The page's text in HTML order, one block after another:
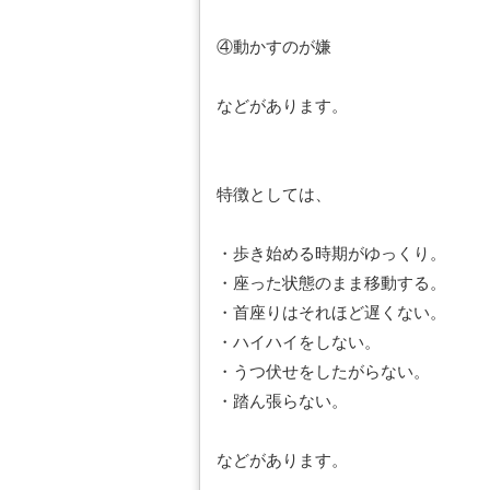
④動かすのが嫌
などがあります。
特徴としては、
・歩き始める時期がゆっくり。
・座った状態のまま移動する。
・首座りはそれほど遅くない。
・ハイハイをしない。
・うつ伏せをしたがらない。
・踏ん張らない。
などがあります。